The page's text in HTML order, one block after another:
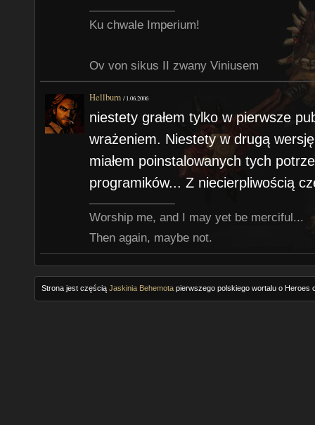
Ku chwale Imperium!
Ov von sikus II zwany Viniusem
Hellburn /1.06.2006
niestety grałem tylko w pierwsze
wrażeniem. Niestety w drugą
miałem poinstalowanych tych
programików... Z niecierpliwością
Worship me, and I may yet be merciful...
Then again, maybe not.
Strona jest częścią Jaskinia Behemotapierwszego polskiego wortalu o Heroes